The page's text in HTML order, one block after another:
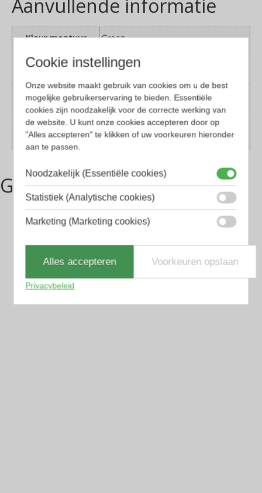
Aanvullende informatie
Kleur montuur
Groen
Montuur
Kunststof
Lens materiaal
Kunststof
Pasvorm
Medium
Geschikt voor
Dames, Heren
Gerelateerde producten
Cookie instellingen
Onze website maakt gebruik van cookies om u de best
mogelijke gebruikerservaring te bieden. Essentiële
cookies zijn noodzakelijk voor de correcte werking van
de website. U kunt onze cookies accepteren door op
"Alles accepteren" te klikken of uw voorkeuren hieronder
aan te passen.
Noodzakelijk (Essentiële cookies)
Statistiek (Analytische cookies)
Marketing (Marketing cookies)
Alles accepteren Voorkeuren opslaan
Privacybeleid